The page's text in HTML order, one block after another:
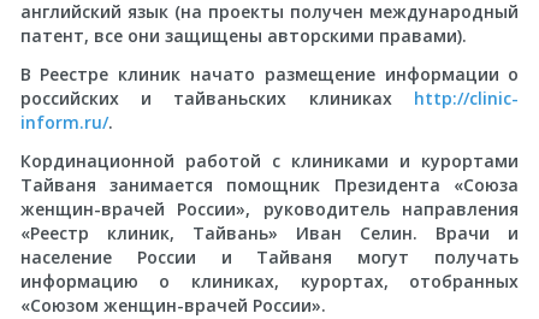
английский язык (на проекты получен международный
патент, все они защищены авторскими правами).
В Реестре клиник начато размещение информации о
российских и тайваньских клиниках http://clinic-
inform.ru/.
Кординационной работой с клиниками и курортами
Тайваня занимается помощник Президента «Союза
женщин-врачей России», руководитель направления
«Реестр клиник, Тайвань» Иван Селин. Врачи и
население России и Тайваня могут получать
информацию о клиниках, курортах, отобранных
«Союзом женщин-врачей России».